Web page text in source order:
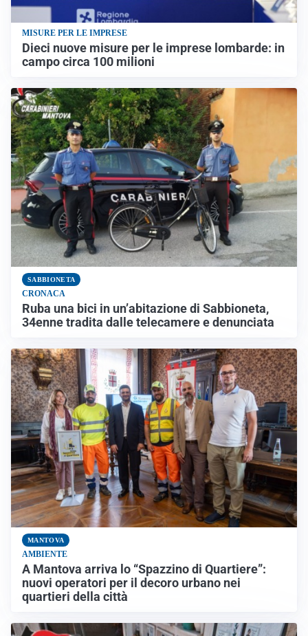
MISURE PER LE IMPRESE
Dieci nuove misure per le imprese lombarde: in
campo circa 100 milioni
SABBIONETA
CRONACA
Ruba una bici in un’abitazione di Sabbioneta,
34enne tradita dalle telecamere e denunciata
MANTOVA
AMBIENTE
A Mantova arriva lo “Spazzino di Quartiere”:
nuovi operatori per il decoro urbano nei
quartieri della città